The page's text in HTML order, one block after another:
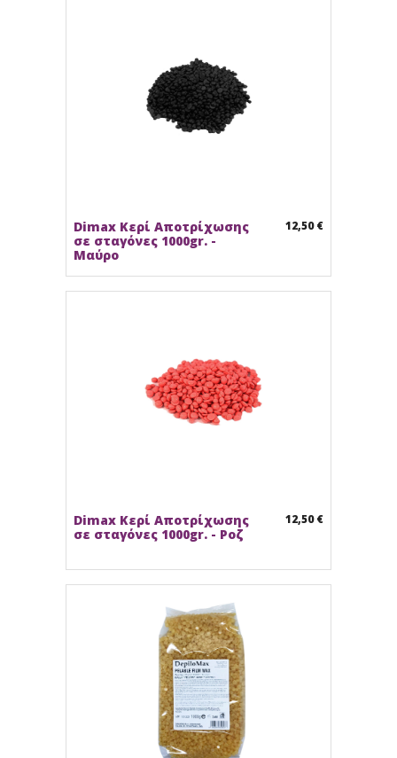
Dimax Κερί Αποτρίχωσης
σε σταγόνες 1000gr. -
Μαύρο
12,50 €
Dimax Κερί Αποτρίχωσης
σε σταγόνες 1000gr. - Ροζ
12,50 €